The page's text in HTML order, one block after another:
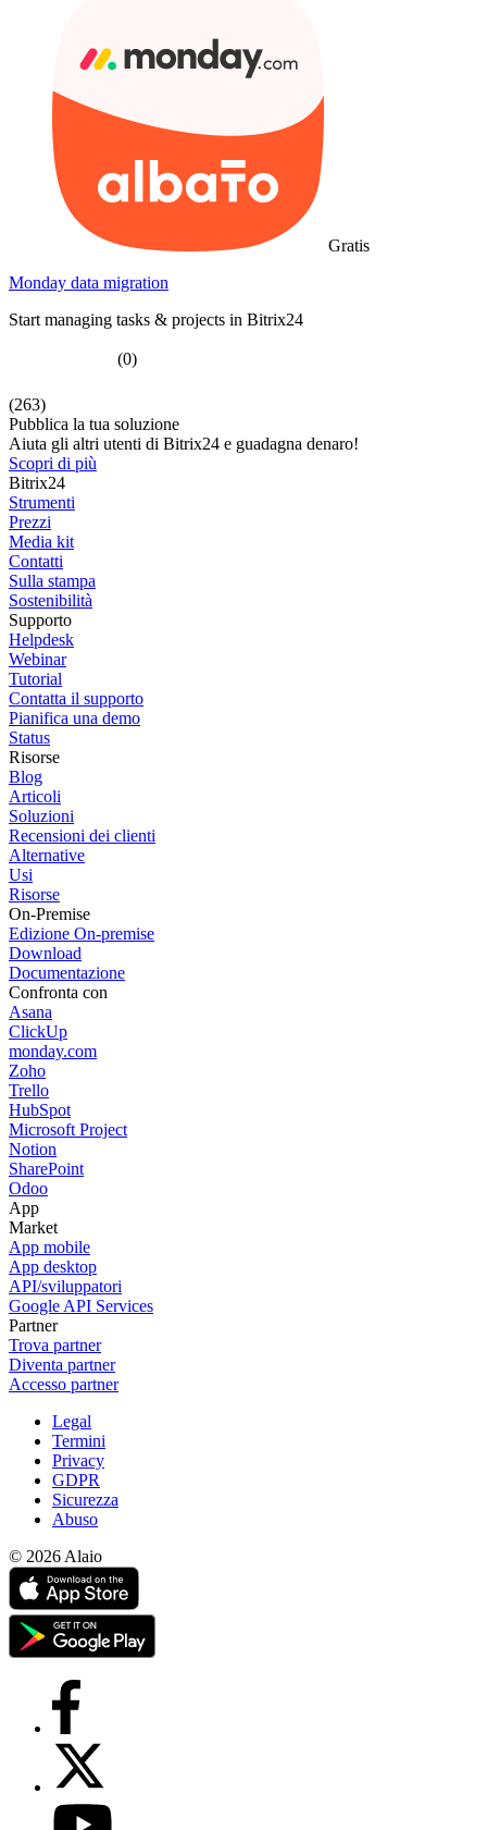
Gratis
Monday data migration
Start managing tasks & projects in Bitrix24
(0)
(263)
Pubblica la tua soluzione
Aiuta gli altri utenti di Bitrix24 e guadagna denaro!
Scopri di più
Bitrix24
Strumenti
Prezzi
Media kit
Contatti
Sulla stampa
Sostenibilità
Supporto
Helpdesk
Webinar
Tutorial
Contatta il supporto
Pianifica una demo
Status
Risorse
Blog
Articoli
Soluzioni
Recensioni dei clienti
Alternative
Usi
Risorse
On-Premise
Edizione On-premise
Download
Documentazione
Confronta con
Asana
ClickUp
monday.com
Zoho
Trello
HubSpot
Microsoft Project
Notion
SharePoint
Odoo
App
Market
App mobile
App desktop
API/sviluppatori
Google API Services
Partner
Trova partner
Diventa partner
Accesso partner
Legal
Termini
Privacy
GDPR
Sicurezza
Abuso
© 2026 Alaio